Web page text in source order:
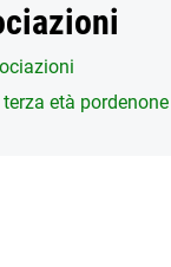
età pordenone